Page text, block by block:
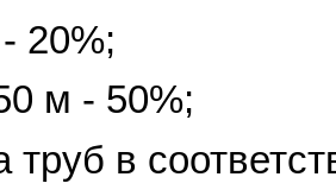
20%;
м - 50%;
труб в